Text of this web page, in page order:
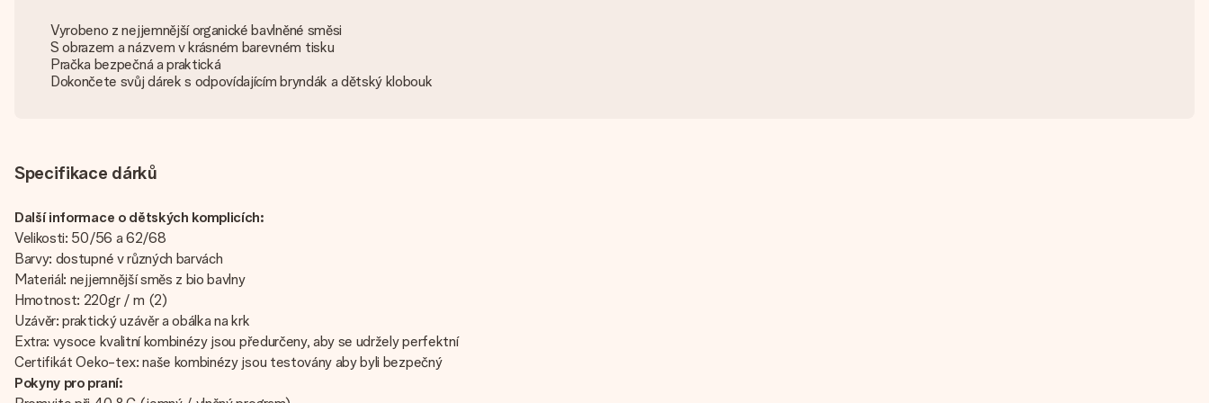
Vyrobeno z nejjemnější organické bavlněné směsi
S obrazem a názvem v krásném barevném tisku
Pračka bezpečná a praktická
Dokončete svůj dárek s odpovídajícím bryndák a dětský klobouk
Specifikace dárků
Další informace o dětských komplicích:
Velikosti: 50/56 a 62/68
Barvy: dostupné v různých barvách
Materiál: nejjemnější směs z bio bavlny
Hmotnost: 220gr / m (2)
Uzávěr: praktický uzávěr a obálka na krk
Extra: vysoce kvalitní kombinézy jsou předurčeny, aby se udržely perfektní
Certifikát Oeko-tex: naše kombinézy jsou testovány aby byli bezpečný
Pokyny pro praní: